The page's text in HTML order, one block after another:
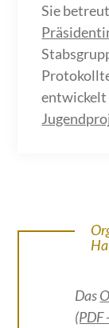
Sie
entwickelt
Das
(PDF